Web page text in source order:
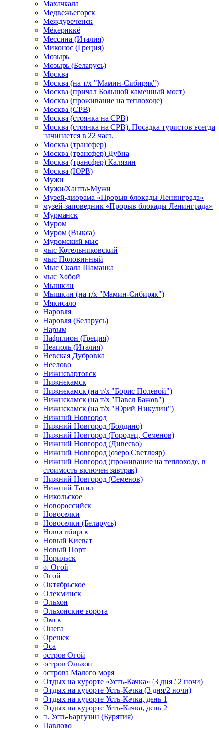
Махачкала
Медвежьегорск
Междуреченск
Мёкериккё
Мессина (Италия)
Миконос (Греция)
Мозырь
Мозырь (Беларусь)
Москва
Москва (на т/х "Мамин-Сибиряк")
Москва (причал Большой каменный мост)
Москва (проживание на теплоходе)
Москва (СРВ)
Москва (стоянка на СРВ)
Москва (стоянка на СРВ). Посадка туристов всегда
начинается в 22 часа.
Москва (трансфер)
Москва (трансфер) Дубна
Москва (трансфер) Калязин
Москва (ЮРВ)
Мужи
Мужи/Ханты-Мужи
Музей-диорама «Прорыв блокады Ленинграда»
музей-заповедник «Прорыв блокады Ленинграда»
Мурманск
Муром
Муром (Выкса)
Муромский мыс
мыс Котельниковский
мыс Половинный
Мыс Скала Шаманка
мыс Хобой
Мышкин
Мышкин (на т/х "Мамин-Сибиряк")
Мякисало
Наровля
Наровля (Беларусь)
Нарым
Нафплион (Греция)
Неаполь (Италия)
Невская Дубровка
Неелово
Нижневартовск
Нижнекамск
Нижнекамск (на т/х "Борис Полевой")
Нижнекамск (на т/х "Павел Бажов")
Нижнекамск (на т/х "Юрий Никулин")
Нижний Новгород
Нижний Новгород (Болдино)
Нижний Новгород (Городец, Семенов)
Нижний Новгород (Дивеево)
Нижний Новгород (озеро Светлояр)
Нижний Новгород (проживание на теплоходе, в
стоимость включен завтрак)
Нижний Новгород (Семенов)
Нижний Тагил
Никольское
Новороссийск
Новоселки
Новоселки (Беларусь)
Новосибирск
Новый Киеват
Новый Порт
Норильск
о. Огой
Огой
Октябрьское
Олекминск
Ольхон
Ольхонские ворота
Омск
Онега
Орешек
Оса
остров Огой
остров Ольхон
острова Малого моря
Отдых на курорте «Усть-Качка» (3 дня / 2 ночи)
Отдых на курорте Усть-Качка (3 дня/2 ночи)
Отдых на курорте Усть-Качка, день 1
Отдых на курорте Усть-Качка, день 2
п. Усть-Баргузин (Бурятия)
Павлово